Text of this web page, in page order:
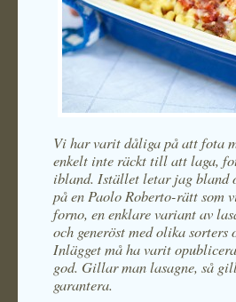
Vi har varit dåliga på att fota
enkelt inte räckt till att laga,
ibland. Istället letar jag bland
på en Paolo Roberto-rätt som
forno, en enklare variant av
och generöst med olika
Inlägget må ha varit
god. Gillar man lasagne, så
garantera.